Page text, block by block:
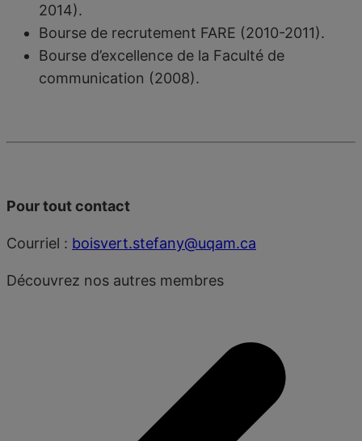
2014).
Bourse de recrutement FARE (2010-2011).
Bourse d’excellence de la Faculté de
communication (2008).
Pour tout contact
Courriel : boisvert.stefany@uqam.ca
Découvrez nos autres membres